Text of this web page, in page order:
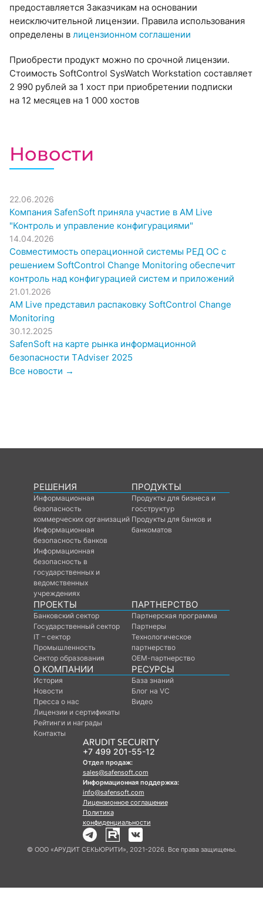
предоставляется Заказчикам на основании
неисключительной лицензии. Правила использования
определены в лицензионном соглашении
Приобрести продукт можно по срочной лицензии.
Стоимость SoftControl SysWatch Workstation составляет
2 990 рублей за 1 хост при приобретении подписки
на 12 месяцев на 1 000 хостов
Новости
22.06.2026
Компания SafenSoft приняла участие в AM Live
"Контроль и управление конфигурациями"
14.04.2026
Совместимость операционной системы РЕД ОС с
решением SoftControl Change Monitoring обеспечит
контроль над конфигурацией систем и приложений
21.01.2026
AM Live представил распаковку SoftControl Change
Monitoring
30.12.2025
SafenSoft на карте рынка информационной
безопасности ТAdviser 2025
Все новости →
РЕШЕНИЯ
Информационная
безопасность
коммерческих организаций
Информационная
безопасность банков
Информационная
безопасность в
государственных и
ведомственных
учреждениях
ПРОДУКТЫ
Продукты для бизнеса и
госструктур
Продукты для банков и
банкоматов
ПРОЕКТЫ
Банковский сектор
Государственный сектор
IT – сектор
Промышленность
Сектор образования
ПАРТНЕРСТВО
Партнерская программа
Партнеры
Технологическое
партнерство
ОЕМ-партнерство
О КОМПАНИИ
История
Новости
Пресса о нас
Лицензии и сертификаты
Рейтинги и награды
Контакты
РЕСУРСЫ
База знаний
Блог на VC
Видео
+7 499 201-55-12
Отдел продаж:
sales@safensoft.com
Информационная поддержка:
info@safensoft.com
Лицензионное соглашение
Политика
конфиденциальности
© ООО «АРУДИТ СЕКЬЮРИТИ», 2021-2026. Все права защищены.